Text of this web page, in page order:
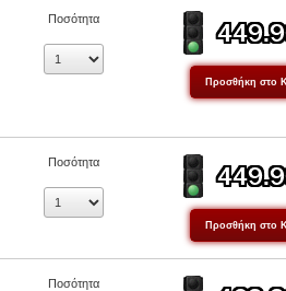
Ποσότητα
Ποσότητα
Ποσότητα